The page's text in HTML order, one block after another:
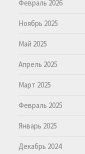
Февраль 2026
Ноябрь 2025
Май 2025
Апрель 2025
Март 2025
Февраль 2025
Январь 2025
Декабрь 2024